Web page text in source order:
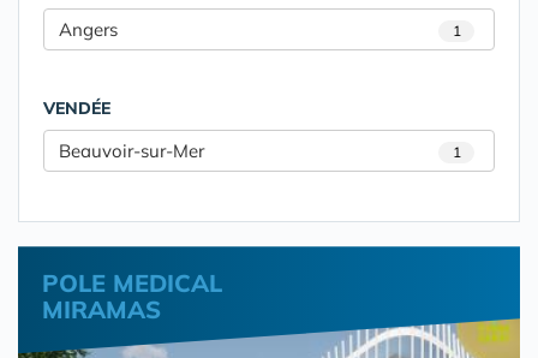
Angers 1
VENDÉE
Beauvoir-sur-Mer 1
POLE MEDICAL
MIRAMAS